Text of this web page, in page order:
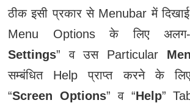
ठीक इसी प्रकार से Menubar में दिखाई
Menu Options के लिए
Settings” व उस Particular
सम्बंधित Help प्राप्त करने के लिए
“Screen Options” व “Help”